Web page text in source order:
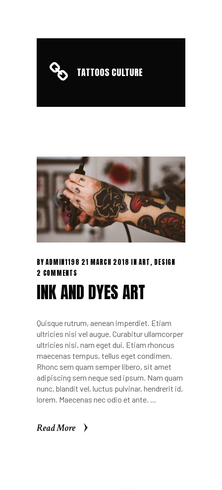
TATTOOS CULTURE
BYADMIN1198 21 MARCH 2018 INART, DESIGN
2 COMMENTS
INK AND DYES ART
Quisque rutrum, aenean imperdiet. Etiam
ultricies nisi vel augue. Curabitur ullamcorper
ultricies nisi, nam eget dui. Etiam rhoncus
maecenas tempus, tellus eget condimen.
Rhonc sem quam semper libero, sit amet
adipiscing sem neque sed ipsum. Nam quam
nunc, blandit vel, luctus pulvinar, hendrerit id,
lorem. Maecenas nec odio et ante.
Read More